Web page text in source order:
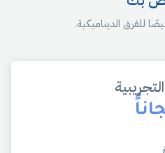
الديناميكية.